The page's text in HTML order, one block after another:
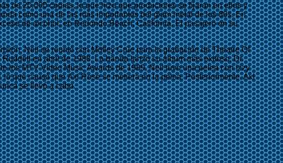
de 20.000 copias, lo que hizo que productores se fijaran en ellos y
como una de las más importantes del glam metal de los 80s. En
de alcohol, en Redondo Beach, California. El pasajero en su
Neil se reunió con Mötley Crüe para la grabación de Theatre Of
en abril de 1988. La banda lanzó su álbum más exitoso, Dr.
los MTV Video Music Awards de 1989, Neil tuvo una pelea con Izzy
que causó que Axl Rose se metiera en la pelea. Posteriormente, Axl
se llevó a cabo.